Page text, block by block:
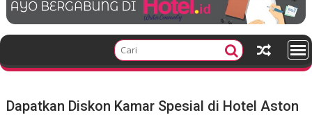
e
t
Dapatkan Diskon Kamar Spesial di Hotel Aston